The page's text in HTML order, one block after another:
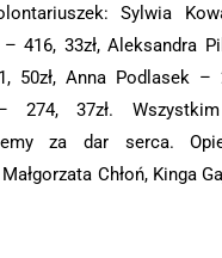
Sylwia
416, 33zł, Aleksandra
50zł, Anna Podlasek –
274, 37zł. Wszystkim
za dar serca.
Chłoń, Kinga